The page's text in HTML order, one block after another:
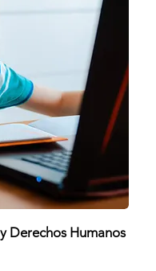
Derechos Humanos